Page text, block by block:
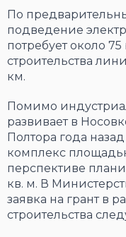
По
подведение
потребует около
строительства
км.
Помимо
развивает в
Полтора года
комплекс
перспективе
кв. м. В
заявка на грант в
строительства